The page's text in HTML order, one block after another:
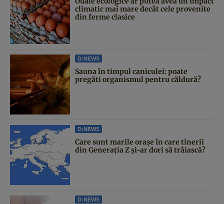
climatic mai mare decât cele provenite
din ferme clasice
D:NEWS
Sauna în timpul caniculei: poate
pregăti organismul pentru căldură?
D:NEWS
Care sunt marile orașe în care tinerii
din Generația Z și-ar dori să trăiască?
D:NEWS